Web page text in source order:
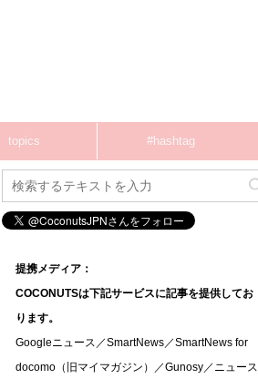
topics #hashtag
提携メディア：
COCONUTSは下記サービスに記事を提供してお
ります。
Googleニュース／SmartNews／SmartNews for
docomo（旧マイマガジン）／Gunosy／ニュース